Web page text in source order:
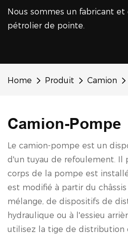
Nous sommes un fabricant
pétrolier de pointe.
Home Produit Camion
Camion-Pompe
Le camion-pompe est un
d'un tuyau de refoulement. Il
corps de la pompe est
est modifié à partir du
mélange, de dispositifs de
hydraulique ou à l'essieu
utilisez la tige de distribution